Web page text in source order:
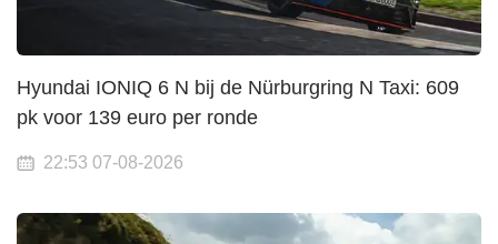
Hyundai IONIQ 6 N bij de Nürburgring N Taxi: 609
pk voor 139 euro per ronde
22:53 07-08-2026